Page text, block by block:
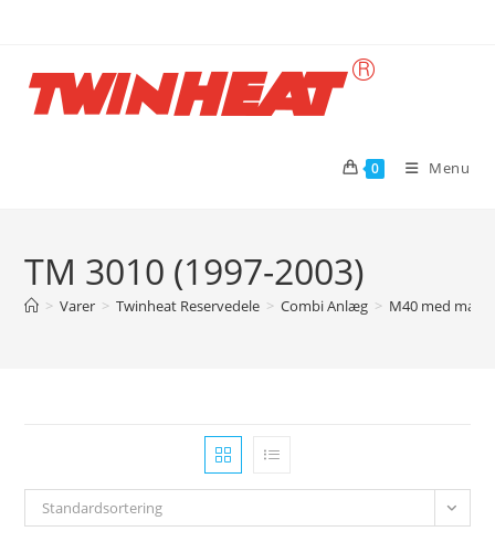
content
0 Menu
TM 3010 (1997-2003)
> Varer > Twinheat Reservedele > Combi Anlæg > M40 med
Standardsortering